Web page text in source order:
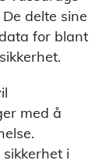
delte sine
for blant
med å
i